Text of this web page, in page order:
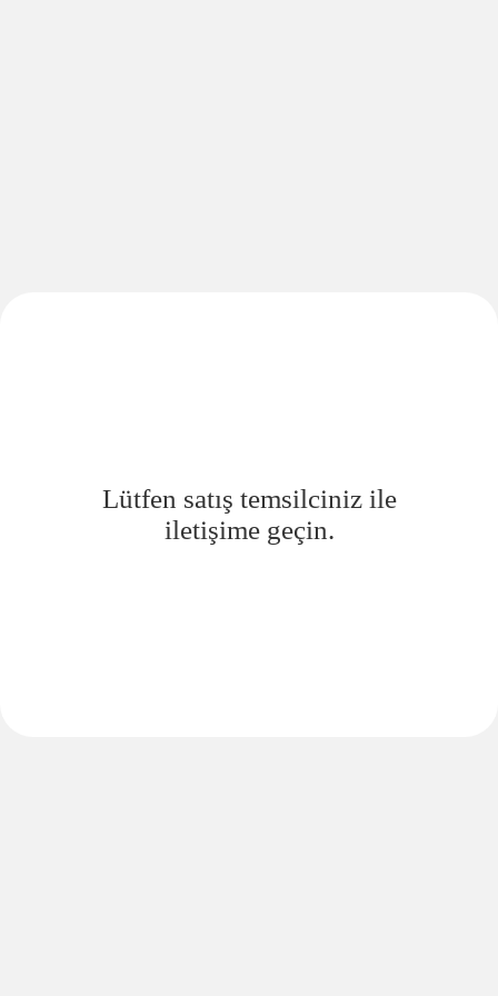
Lütfen satış temsilciniz ile
iletişime geçin.